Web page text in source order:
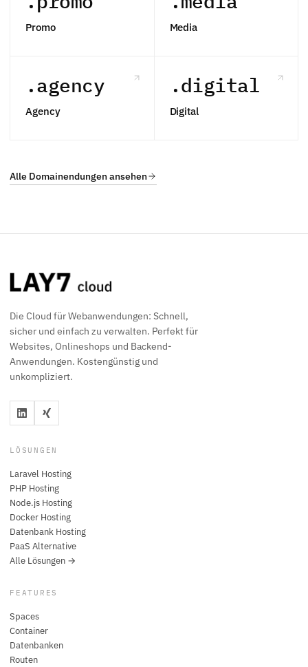
Promo Media
.agency
Agency
.digital
Digital
Alle Domainendungen ansehen
Die Cloud für Webanwendungen: Schnell,
sicher und einfach zu verwalten. Perfekt für
Websites, Onlineshops und Backend-
Anwendungen. Kostengünstig und
unkompliziert.
LÖSUNGEN
Laravel Hosting
PHP Hosting
Node.js Hosting
Docker Hosting
Datenbank Hosting
PaaS Alternative
Alle Lösungen →
FEATURES
Spaces
Container
Datenbanken
Routen